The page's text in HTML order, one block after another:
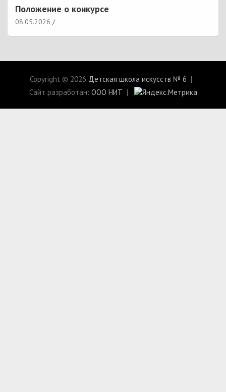
Положение о конкурсе
08.05.2026
Copyright © 2026 Детская школа искусств № 6
Сайт разработан: ООО НИТ